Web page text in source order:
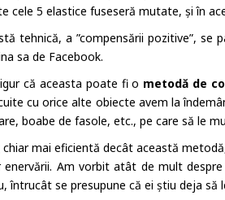
cele 5 elastice fuseseră mutate, și în
tehnică, a ”compensării pozitive”,
sa de Facebook.
că aceasta poate fi o metodă de
cu orice alte obiecte avem la
boabe de fasole, etc., pe care să le
chiar mai eficientă decât această
enervării. Am vorbit atât de mult
întrucât se presupune că ei știu deja să